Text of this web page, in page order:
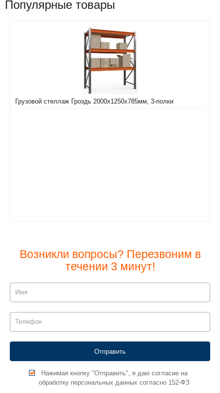
Популярные товары
Грузовой стеллаж Гроздь 2000х1250х785мм, 3-полки
Возникли вопросы? Перезвоним в
течении 3 минут!
Нажимая кнопку "Отправить", я даю согласие на
обработку персональных данных согласно 152-ФЗ